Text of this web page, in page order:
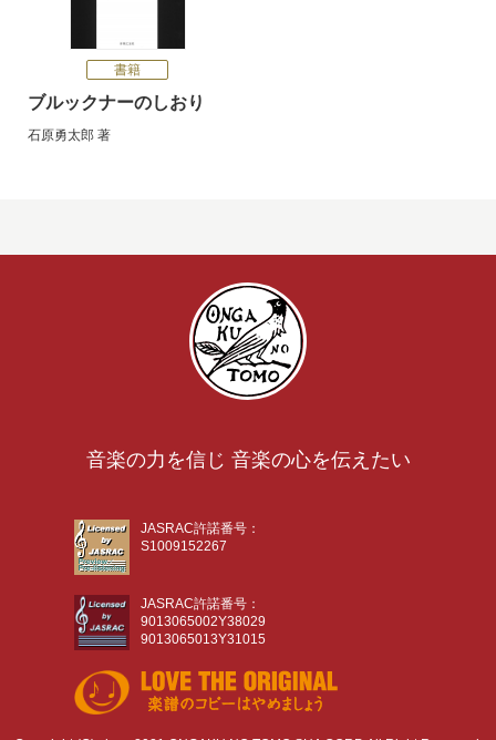
書籍
ブルックナーのしおり
石原勇太郎 著
音楽の力を信じ 音楽の心を伝えたい
JASRAC許諾番号：
S1009152267
JASRAC許諾番号：
9013065002Y38029
9013065013Y31015